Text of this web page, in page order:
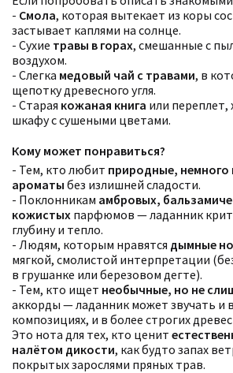
- Смола, которая вытекает из коры
застывает каплями на солнце.
- Сухие травы в горах, смешанные с
воздухом.
- Слегка медовый чай с травами, в
щепотку древесного угля.
- Старая кожаная книга или переплет,
шкафу с сушеными цветами.
Кому может понравиться?
- Тем, кто любит природные, немного
ароматы без излишней сладости.
- Поклонникам амбровых,
кожистых парфюмов — ладанник
глубину и тепло.
- Людям, которым нравятся дымные
мягкой, смолистой интерпретации
в грушанке или березовом дегте).
- Тем, кто ищет необычные, но не
аккорды — ладанник может звучать и
композициях, и в более строгих
Это нота для тех, кто ценит
налётом дикости, как будто запах
покрытых зарослями пряных трав.